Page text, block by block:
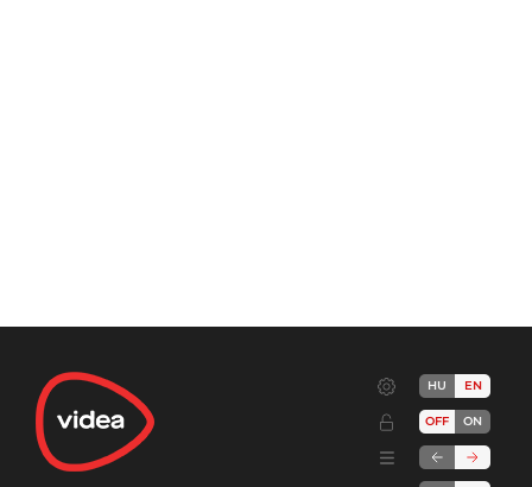
HU EN
OFF ON